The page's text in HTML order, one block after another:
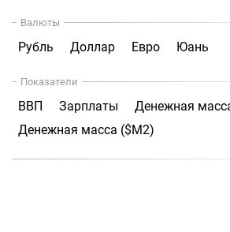
Валюты
Рубль Доллар Евро Юань
Показатели
ВВП Зарплаты
Денежная
Денежная масса ($М2)